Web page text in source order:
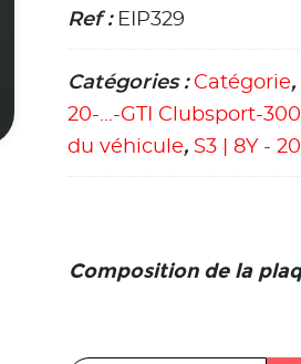
Ref : EIP329
Catégories : Catégorie,
20-...-GTI Clubsport-
du véhicule, S3 | 8Y -
Composition de la